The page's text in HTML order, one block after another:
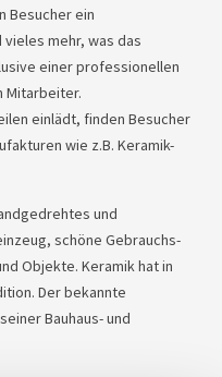
Besucher ein
mehr, was das
einer professionellen
Mitarbeiter.
einlädt, finden Besucher
wie z.B. Keramik-
und
schöne Gebrauchs-
Objekte. Keramik hat in
Der bekannte
Bauhaus- und